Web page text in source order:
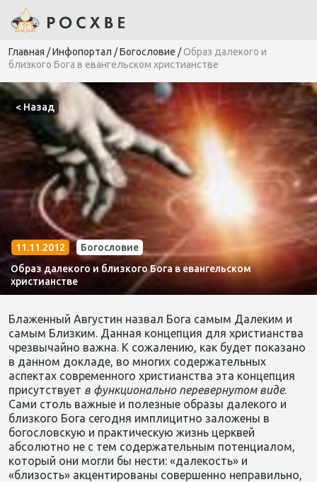
Главная /Инфопортал /Богословие /Образ далекого и
близкого Бога в евангельском христианстве
< Назад
11.11.2012
Богословие
Образ далекого и близкого Бога в евангельском
христианстве
Блаженный Августин назвал Бога самым Далеким и
самым Близким. Данная концепция для христианства
чрезвычайно важна. К сожалению, как будет показано
в данном докладе, во многих содержательных
аспектах современного христианства эта концепция
присутствует в функционально перевернутом виде.
Сами столь важные и полезные образы далекого и
близкого Бога сегодня имплицитно заложены в
богословскую и практическую жизнь церквей
абсолютно не с тем содержательным потенциалом,
который они могли бы нести: «далекость» и
«близость» акцентированы совершенно неправильно,